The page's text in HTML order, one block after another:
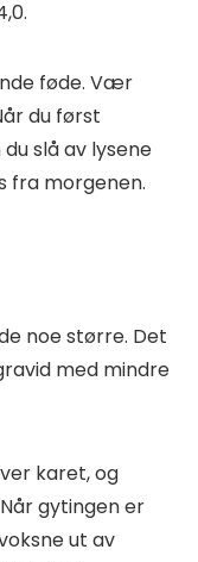
føde. Vær
du først
slå av lysene
fra morgenen.
noe større. Det
med mindre
karet, og
gytingen er
ut av